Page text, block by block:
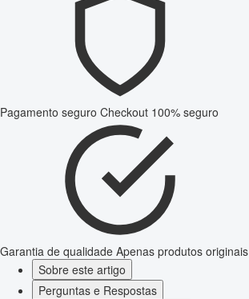
Pagamento seguro Checkout 100% seguro
Garantia de qualidade Apenas produtos originais
Sobre este artigo
Perguntas e Respostas